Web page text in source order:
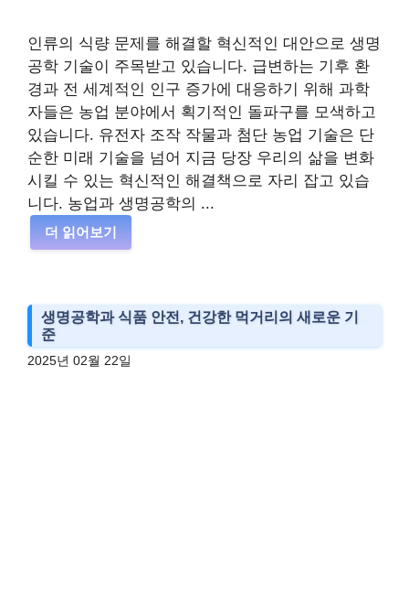
인류의 식량 문제를 해결할 혁신적인 대안으로 생명
공학 기술이 주목받고 있습니다. 급변하는 기후 환
경과 전 세계적인 인구 증가에 대응하기 위해 과학
자들은 농업 분야에서 획기적인 돌파구를 모색하고
있습니다. 유전자 조작 작물과 첨단 농업 기술은 단
순한 미래 기술을 넘어 지금 당장 우리의 삶을 변화
시킬 수 있는 혁신적인 해결책으로 자리 잡고 있습
니다. 농업과 생명공학의 ...
더 읽어보기
생명공학과 식품 안전, 건강한 먹거리의 새로운 기
준
2025년 02월 22일